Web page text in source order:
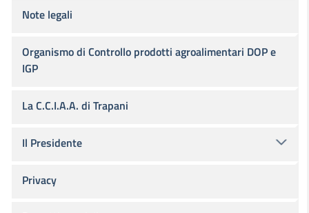
Note legali
Organismo di Controllo prodotti agroalimentari DOP e
IGP
La C.C.I.A.A. di Trapani
Il Presidente
Privacy